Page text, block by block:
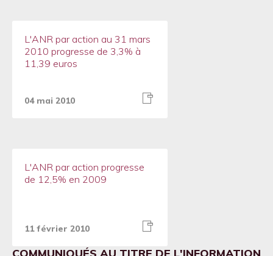
L'ANR par action au 31 mars
2010 progresse de 3,3% à
11,39 euros
04 mai 2010
L'ANR par action progresse
de 12,5% en 2009
11 février 2010